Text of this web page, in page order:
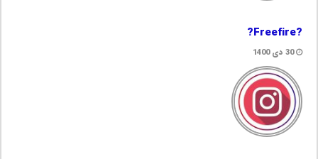
?Freefire?
30 دی 1400